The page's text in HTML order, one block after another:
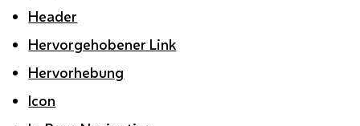
Header
Hervorgehobener Link
Hervorhebung
Icon